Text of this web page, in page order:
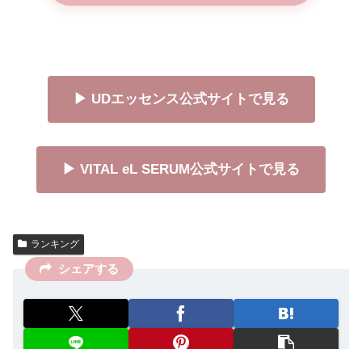
▶ UDエッセンス公式サイトで見る
▶ VITAL eL SERUM公式サイトで見る
ランキング
シェアする